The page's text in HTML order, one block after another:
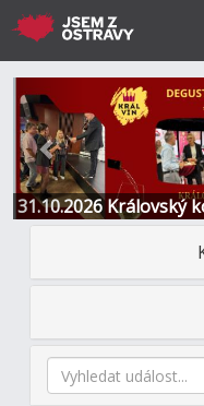
31.10.2026 Královský
Restaurace a Hotel
Předchozí